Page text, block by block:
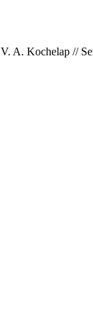
A. Kochelap //